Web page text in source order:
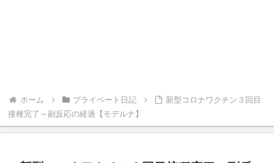
ホーム プライベート日記
新型コロナワクチン３回目
接種完了～副反応の経過【モデルナ】